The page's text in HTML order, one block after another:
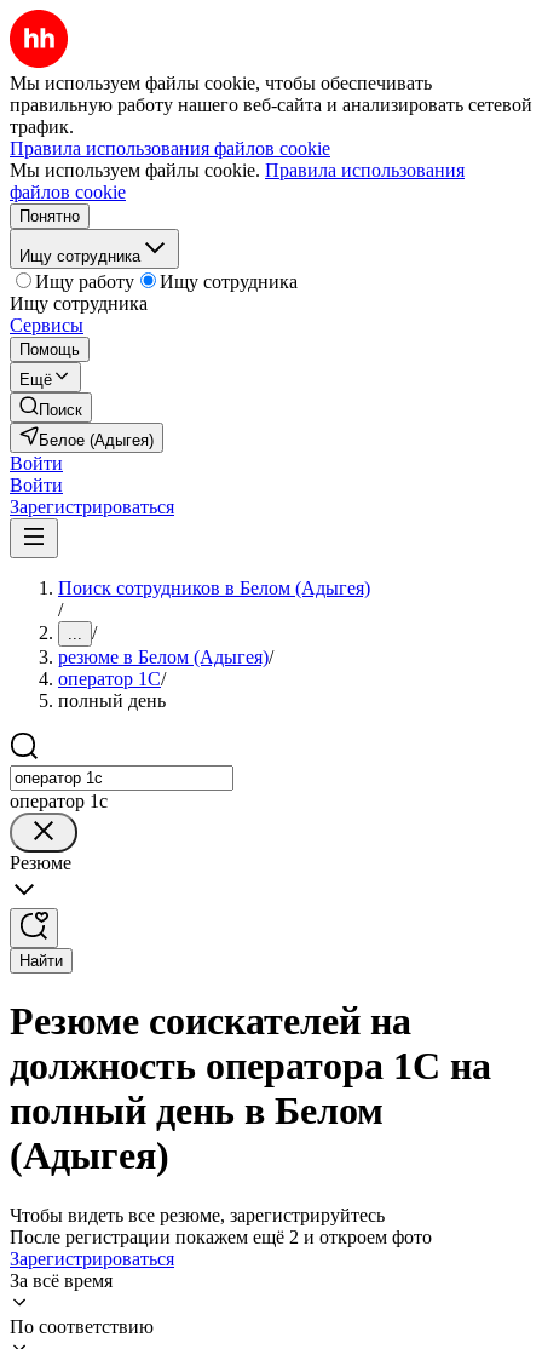
Мы используем файлы cookie, чтобы обеспечивать
правильную работу нашего веб-сайта и анализировать сетевой
трафик.
Правила использования файлов cookie
Мы используем файлы cookie. Правила использования
файлов cookie
Понятно
Ищу сотрудника
Ищу работу
Ищу сотрудника
Ищу сотрудника
Сервисы
Помощь
Ещё
Поиск
Белое (Адыгея)
Войти
Войти
Зарегистрироваться
Поиск сотрудников в Белом (Адыгея)
/
... /
резюме в Белом (Адыгея)/
оператор 1C/
полный день
оператор 1c
Резюме
Найти
Резюме соискателей на
должность оператора 1C на
полный день в Белом
(Адыгея)
Чтобы видеть все резюме, зарегистрируйтесь
После регистрации покажем ещё 2 и откроем фото
Зарегистрироваться
За всё время
По соответствию